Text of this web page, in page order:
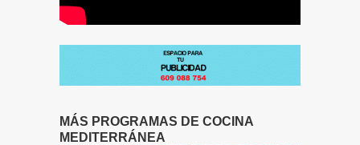
MÁS PROGRAMAS DE COCINA
MEDITERRÁNEA